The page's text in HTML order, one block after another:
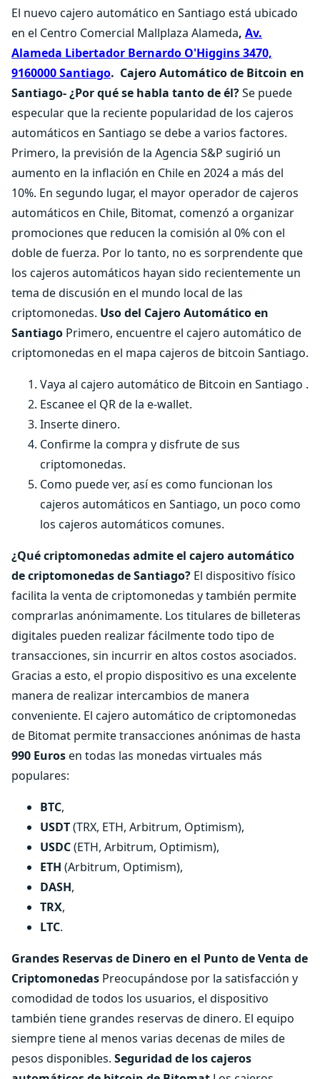
El nuevo cajero automático en Santiago está ubicado
en el Centro Comercial Mallplaza Alameda, Av.
Alameda Libertador Bernardo O'Higgins 3470,
9160000 Santiago. Cajero Automático de Bitcoin en
Santiago- ¿Por qué se habla tanto de él?Se puede
especular que la reciente popularidad de los cajeros
automáticos en Santiago se debe a varios factores.
Primero, la previsión de la Agencia S&P sugirió un
aumento en la inflación en Chile en 2024 a más del
10%. En segundo lugar, el mayor operador de cajeros
automáticos en Chile, Bitomat, comenzó a organizar
promociones que reducen la comisión al 0% con el
doble de fuerza. Por lo tanto, no es sorprendente que
los cajeros automáticos hayan sido recientemente un
tema de discusión en el mundo local de las
criptomonedas. Uso del Cajero Automático en
Santiago Primero, encuentre el cajero automático de
criptomonedas en el mapa cajeros de bitcoin Santiago.
Vaya al cajero automático de Bitcoin en Santiago .
Escanee el QR de la e-wallet.
Inserte dinero.
Confirme la compra y disfrute de sus
criptomonedas.
Como puede ver, así es como funcionan los
cajeros automáticos en Santiago, un poco como
los cajeros automáticos comunes.
¿Qué criptomonedas admite el cajero automático
de criptomonedas de Santiago? El dispositivo físico
facilita la venta de criptomonedas y también permite
comprarlas anónimamente. Los titulares de billeteras
digitales pueden realizar fácilmente todo tipo de
transacciones, sin incurrir en altos costos asociados.
Gracias a esto, el propio dispositivo es una excelente
manera de realizar intercambios de manera
conveniente. El cajero automático de criptomonedas
de Bitomat permite transacciones anónimas de hasta
990 Eurosen todas las monedas virtuales más
populares:
BTC,
USDT(TRX, ETH, Arbitrum, Optimism),
USDC(ETH, Arbitrum, Optimism),
ETH (Arbitrum, Optimism),
DASH,
TRX,
LTC.
Grandes Reservas de Dinero en el Punto de Venta de
Criptomonedas Preocupándose por la satisfacción y
comodidad de todos los usuarios, el dispositivo
también tiene grandes reservas de dinero. El equipo
siempre tiene al menos varias decenas de miles de
pesos disponibles. Seguridad de los cajeros